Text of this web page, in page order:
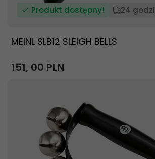
Produkt dostępny! 24
MEINL SLB12 SLEIGH BELLS
151, 00 PLN